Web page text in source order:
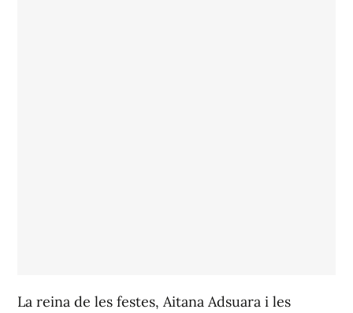
La reina de les festes, Aitana Adsuara i les